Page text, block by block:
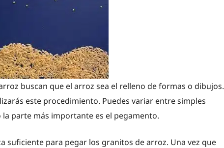
buscan que el arroz sea el relleno de formas o dibujos.
este procedimiento. Puedes variar entre simples
parte más importante es el pegamento.
suficiente para pegar los granitos de arroz. Una vez que